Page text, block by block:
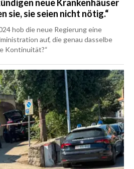
neue Krankenhäuser
sie, sie seien nicht nötig.“
hob die neue Regierung eine
auf, die genau dasselbe
Kontinuität?“